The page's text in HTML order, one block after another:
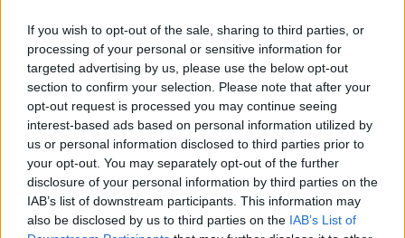
If you wish to opt-out of the sale, sharing to third parties, or
processing of your personal or sensitive information for
targeted advertising by us, please use the below opt-out
section to confirm your selection. Please note that after your
opt-out request is processed you may continue seeing
interest-based ads based on personal information utilized by
us or personal information disclosed to third parties prior to
your opt-out. You may separately opt-out of the further
disclosure of your personal information by third parties on the
IAB’s list of downstream participants. This information may
also be disclosed by us to third parties on the IAB’s List of
A Majka-ügy csak a jéghegy csúcsa, be
kellene fejezni a magyar–magyar
acsarkodást
Életveszélyes fenyegetést kapott egy
magyarországi előadó, ezért lemondta székelyföldi
koncertjét. A botrány túlmutat Majkán, és a magyar
közélet nagyon aggasztó állapotairól árulkodik.